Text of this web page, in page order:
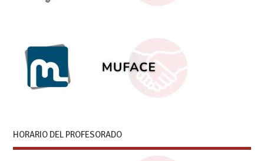
HORARIO DEL PROFESORADO